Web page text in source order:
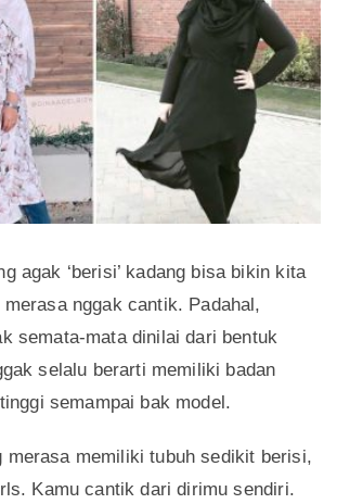
agak ‘berisi’ kadang bisa bikin kita
nggak cantik. Padahal,
semata-mata dinilai dari bentuk
selalu berarti memiliki badan
semampai bak model.
merasa memiliki tubuh sedikit berisi,
Kamu cantik dari dirimu sendiri.